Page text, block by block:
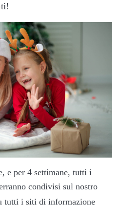
e per 4 settimane, tutti i
condivisi sul nostro
tutti i siti di informazione